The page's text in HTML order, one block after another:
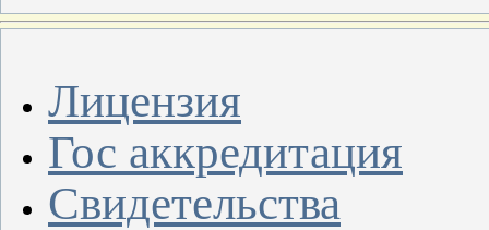
Лицензия
Гос аккредитация
Свидетельства